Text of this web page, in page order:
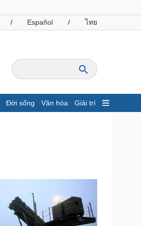
/ Español / ไทย
Đời sống Văn hóa Giải trí
Giá cà phê
Công nghệ
Sành điệu